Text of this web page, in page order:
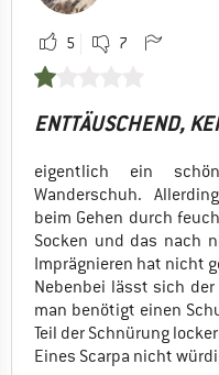
5 7
ENTTÄUSCHEND,
eigentlich ein
Wanderschuh.
beim Gehen durch
Socken und das nach
Imprägnieren hat nicht
Nebenbei lässt sich
man benötigt einen
Teil der Schnürung
Eines Scarpa nicht